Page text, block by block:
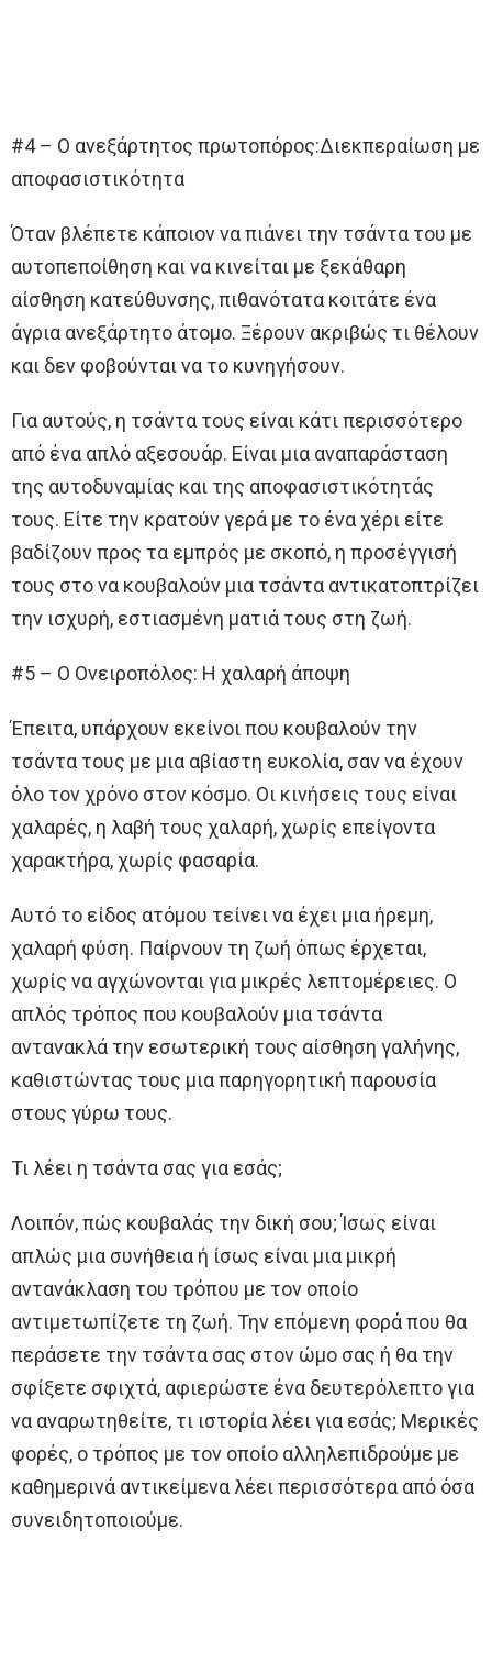
#4 – Ο ανεξάρτητος πρωτοπόρος:Διεκπεραίωση με
αποφασιστικότητα
Όταν βλέπετε κάποιον να πιάνει την τσάντα του με
αυτοπεποίθηση και να κινείται με ξεκάθαρη
αίσθηση κατεύθυνσης, πιθανότατα κοιτάτε ένα
άγρια ​​ανεξάρτητο άτομο. Ξέρουν ακριβώς τι θέλουν
και δεν φοβούνται να το κυνηγήσουν.
Για αυτούς, η τσάντα τους είναι κάτι περισσότερο
από ένα απλό αξεσουάρ. Είναι μια αναπαράσταση
της αυτοδυναμίας και της αποφασιστικότητάς
τους. Είτε την κρατούν γερά με το ένα χέρι είτε
βαδίζουν προς τα εμπρός με σκοπό, η προσέγγισή
τους στο να κουβαλούν μια τσάντα αντικατοπτρίζει
την ισχυρή, εστιασμένη ματιά τους στη ζωή.
#5 – Ο Ονειροπόλος: Η χαλαρή άποψη
Έπειτα, υπάρχουν εκείνοι που κουβαλούν την
τσάντα τους με μια αβίαστη ευκολία, σαν να έχουν
όλο τον χρόνο στον κόσμο. Οι κινήσεις τους είναι
χαλαρές, η λαβή τους χαλαρή, χωρίς επείγοντα
χαρακτήρα, χωρίς φασαρία.
Αυτό το είδος ατόμου τείνει να έχει μια ήρεμη,
χαλαρή φύση. Παίρνουν τη ζωή όπως έρχεται,
χωρίς να αγχώνονται για μικρές λεπτομέρειες. Ο
απλός τρόπος που κουβαλούν μια τσάντα
αντανακλά την εσωτερική τους αίσθηση γαλήνης,
καθιστώντας τους μια παρηγορητική παρουσία
στους γύρω τους.
Τι λέει η τσάντα σας για εσάς;
Λοιπόν, πώς κουβαλάς την δική σου; Ίσως είναι
απλώς μια συνήθεια ή ίσως είναι μια μικρή
αντανάκλαση του τρόπου με τον οποίο
αντιμετωπίζετε τη ζωή. Την επόμενη φορά που θα
περάσετε την τσάντα σας στον ώμο σας ή θα την
σφίξετε σφιχτά, αφιερώστε ένα δευτερόλεπτο για
να αναρωτηθείτε, τι ιστορία λέει για εσάς; Μερικές
φορές, ο τρόπος με τον οποίο αλληλεπιδρούμε με
καθημερινά αντικείμενα λέει περισσότερα από όσα
συνειδητοποιούμε.